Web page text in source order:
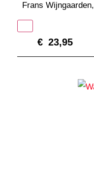
Frans Wijngaarden,
€ 23,95